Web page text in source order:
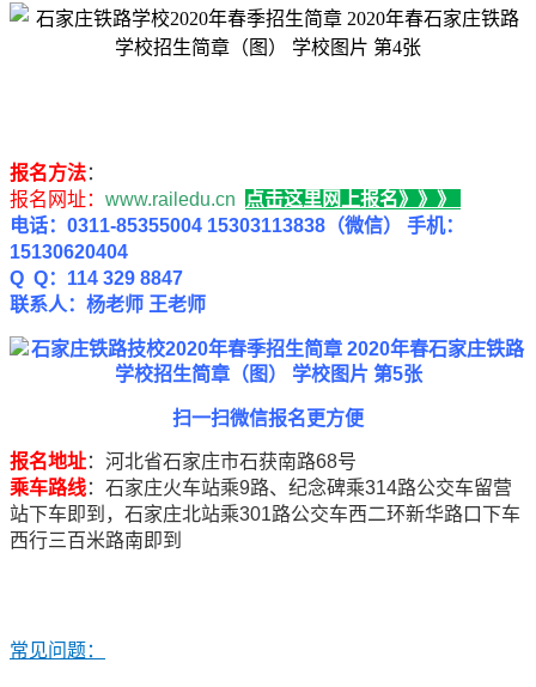
报名方法：
报名网址： www.railedu.cn
点击这里网上报名》》》
电话：0311-85355004 15303113838（微信） 手机：
15130620404
Q Q：114 329 8847
联系人：杨老师 王老师
扫一扫微信报名更方便
报名地址：河北省石家庄市石获南路68号
乘车路线：石家庄火车站乘9路、纪念碑乘314路公交车留营
站下车即到，石家庄北站乘301路公交车西二环新华路口下车
西行三百米路南即到
常见问题：